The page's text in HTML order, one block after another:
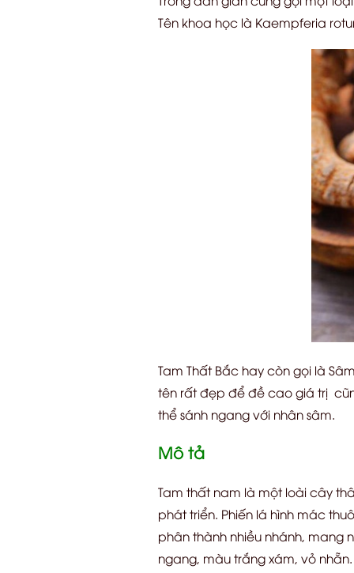
Tên khoa học là Kaempferia
Tam Thất Bắc hay còn gọi là
tên rất đẹp để đề cao giá trị
thể sánh ngang với nhân sâm.
Mô tả
Tam thất nam là một loài cây
phát triển. Phiến lá hình mác
phân thành nhiều nhánh, mang
ngang, màu trắng xám, vỏ nhẵn.